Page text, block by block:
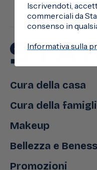
Cura della casa
Cura della
Makeup
Bellezza e
Promozioni
Iscrivendoti,
commerciali da
consenso in
Informativa sulla